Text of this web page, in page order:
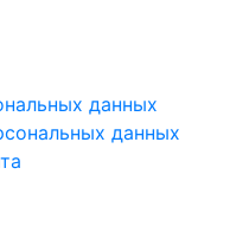
данных
данных